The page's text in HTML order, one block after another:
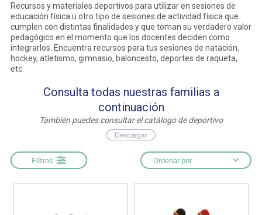
Recursos y materiales deportivos para utilizar en sesiones de
educación física u otro tipo de sesiones de actividad física que
cumplen con distintas finalidades y que toman su verdadero valor
pedagógico en el momento que los docentes deciden como
integrarlos. Encuentra recursos para tus sesiones de natación,
hockey, atletismo, gimnasio, baloncesto, deportes de raqueta,
etc.
Consulta todas nuestras familias a
continuación
También puedes consultar el catálogo de deportivo
Filtros Ordenar por